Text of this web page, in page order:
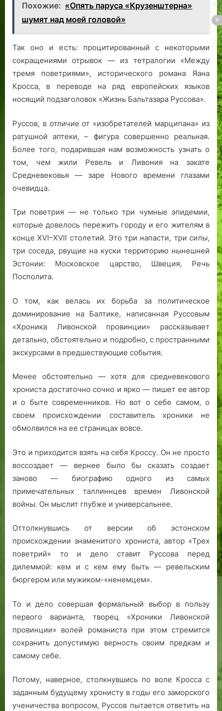
Похожие: «Опять паруса «Крузенштерна»
шумят над моей головой»
Так оно и есть: процитированный с некоторыми
сокращениями отрывок — из тетралогии «Между
тремя поветриями», исторического романа Яана
Кросса, в переводе на ряд европейских языков
носящий подзаголовок «Жизнь Бальтазара Руссова».
Руссов, в отличие от «изобретателей марципана» из
ратушной аптеки, – фигура совершенно реальная.
Более того, подарившая нам возможность узнать о
том, чем жили Ревель и Ливония на закате
Средневековья — заре Нового времени глазами
очевидца.
Три поветрия — не только три чумные эпидемии,
которые довелось пережить городу и его жителям в
конце XVI–XVII столетий. Это три напасти, три силы,
три соседа, рвущие на куски территорию нынешней
Эстонии: Московское царство, Швеция, Речь
Посполита.
О том, как велась их борьба за политическое
доминирование на Балтике, написанная Руссовым
«Хроника Ливонской провинции» рассказывает
детально, обстоятельно и подробно, с пространными
экскурсами в предшествующие события.
Менее обстоятельно — хотя для средневекового
хрониста достаточно сочно и ярко — пишет ее автор
и о быте современников. Но вот о себе самом, о
своем происхождении составитель хроники не
обмолвился на ее страницах вовсе.
Это и приходится взять на себя Кроссу. Он не просто
воссоздает — вернее было бы сказать создает
заново — биографию одного из самых
примечательных таллиннцев времен Ливонской
войны. Он мыслит глубже и универсальнее.
Оттолкнувшись от версии об эстонском
происхождении знаменитого хрониста, автор «Трех
поветрий» то и дело ставит Руссова перед
дилеммой: кем и с кем ему быть — ревельским
бюргером или мужиком-«ненемцем».
То и дело совершая формальный выбор в пользу
первого варианта, творец «Хроники Ливонской
провинции» волей романиста при этом стремится
сохранить допустимую верность своим предкам и
самому себе.
Потому, наверное, столкнувшись по воле Кросса с
заданным будущему хронисту в годы его заморского
ученичества вопросом, Руссов пытается ответить на